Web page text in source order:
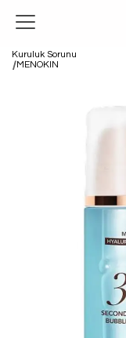
Kuruluk Sorunu
MENOKIN